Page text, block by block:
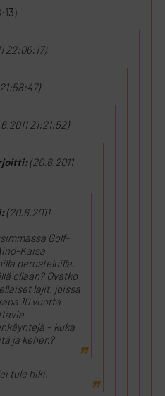
22:06:17)
21:21:52)
(20.6.2011
(20.6.2011
Golf-
Kaisa
perusteluilla.
ollaan? Ovatko
lajit, joissa
10 vuotta
– kuka
ja kehen?
tule hiki.